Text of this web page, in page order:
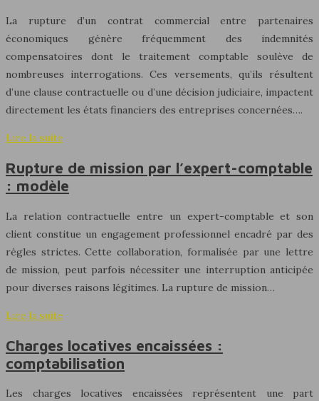
La rupture d’un contrat commercial entre partenaires
économiques génère fréquemment des indemnités
compensatoires dont le traitement comptable soulève de
nombreuses interrogations. Ces versements, qu’ils résultent
d’une clause contractuelle ou d’une décision judiciaire, impactent
directement les états financiers des entreprises concernées….
Lire la suite
Rupture de mission par l’expert-comptable
: modèle
La relation contractuelle entre un expert-comptable et son
client constitue un engagement professionnel encadré par des
règles strictes. Cette collaboration, formalisée par une lettre
de mission, peut parfois nécessiter une interruption anticipée
pour diverses raisons légitimes. La rupture de mission…
Lire la suite
Charges locatives encaissées :
comptabilisation
Les charges locatives encaissées représentent une part